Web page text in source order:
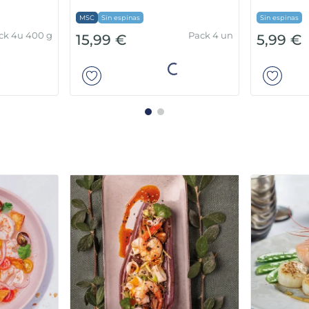
Pack 4 un
Añadir
Pack
Añadir